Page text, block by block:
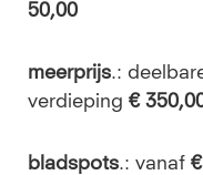
50,00
meerprijs.:
verdieping €
bladspots.: vanaf